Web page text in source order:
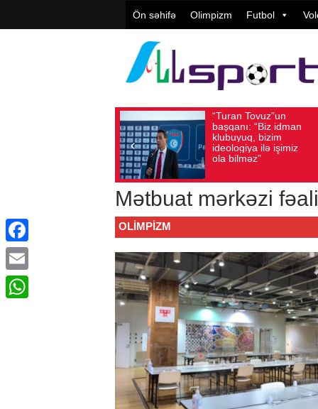
Ön səhifə Olimpizm Futbol
başqanı: “Biz idman
klubuyuq, bizim
ideologiya ilə işimiz
ola bilməz”
Avqust 05, 2026
Mətbuat mərkəzi
OLIMPIZM
Facebook
Email